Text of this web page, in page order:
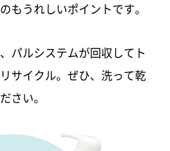
もうれしいポイントです。
パルシステムが回収してト
サイクル。ぜひ、洗って乾
さい。